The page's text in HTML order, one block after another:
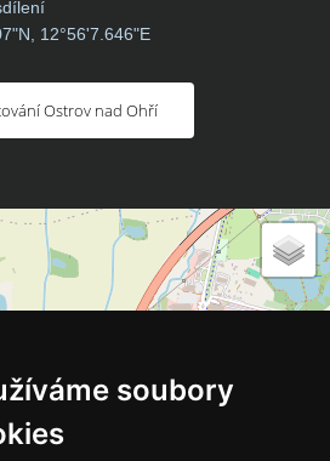
soubory
12°56'7.646"E
Ostrov nad Ohří